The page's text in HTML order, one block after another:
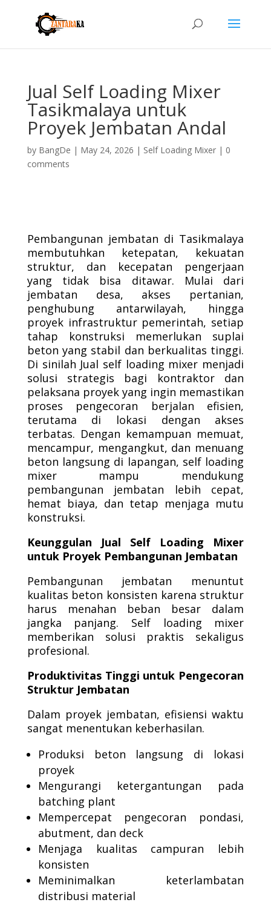
Jual Self Loading Mixer
Tasikmalaya untuk
Proyek Jembatan Andal
by BangDe | May 24, 2026 | Self Loading Mixer| 0
comments
Pembangunan jembatan di Tasikmalaya
membutuhkan ketepatan, kekuatan
struktur, dan kecepatan pengerjaan
yang tidak bisa ditawar. Mulai dari
jembatan desa, akses pertanian,
penghubung antarwilayah, hingga
proyek infrastruktur pemerintah, setiap
tahap konstruksi memerlukan suplai
beton yang stabil dan berkualitas tinggi.
Di sinilah Jual self loading mixer menjadi
solusi strategis bagi kontraktor dan
pelaksana proyek yang ingin memastikan
proses pengecoran berjalan efisien,
terutama di lokasi dengan akses
terbatas. Dengan kemampuan memuat,
mencampur, mengangkut, dan menuang
beton langsung di lapangan, self loading
mixer mampu mendukung
pembangunan jembatan lebih cepat,
hemat biaya, dan tetap menjaga mutu
konstruksi.
Keunggulan Jual Self Loading Mixer
untuk Proyek Pembangunan Jembatan
Pembangunan jembatan menuntut
kualitas beton konsisten karena struktur
harus menahan beban besar dalam
jangka panjang. Self loading mixer
memberikan solusi praktis sekaligus
profesional.
Produktivitas Tinggi untuk Pengecoran
Struktur Jembatan
Dalam proyek jembatan, efisiensi waktu
sangat menentukan keberhasilan.
Produksi beton langsung di lokasi
proyek
Mengurangi ketergantungan pada
batching plant
Mempercepat pengecoran pondasi,
abutment, dan deck
Menjaga kualitas campuran lebih
konsisten
Meminimalkan keterlambatan
distribusi material